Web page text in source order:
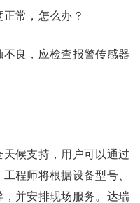
常，怎么办？
良，应检查报警传感器
候支持，用户可以通过
程师将根据设备型号、
并安排现场服务。达瑞